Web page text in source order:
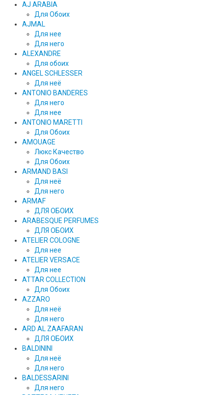
AJ ARABIA
Для Обоих
AJMAL
Для нее
Для него
ALEXANDRE
Для обоих
ANGEL SCHLESSER
Для неё
ANTONIO BANDERES
Для него
Для нее
ANTONIO MARETTI
Для Обоих
AMOUAGE
Люкс Качество
Для Обоих
ARMAND BASI
Для неё
Для него
ARMAF
ДЛЯ ОБОИХ
ARABESQUE PERFUMES
ДЛЯ ОБОИХ
ATELIER COLOGNE
Для нее
ATELIER VERSACE
Для нее
ATTAR COLLECTION
Для Обоих
AZZARO
Для неё
Для него
ARD AL ZAAFARAN
ДЛЯ ОБОИХ
BALDININI
Для неё
Для него
BALDESSARINI
Для него